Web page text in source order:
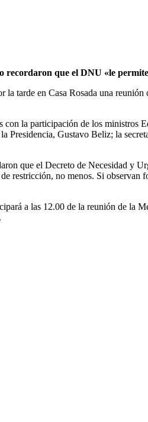
que el DNU «le
tarde en Casa Rosada una
la participación de los ministros
Gustavo Beliz; la
que el Decreto de Necesidad y
restricción, no menos. Si observan
a las 12.00 de la reunión de la